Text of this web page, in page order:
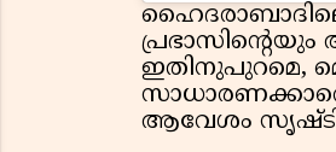
ഇതിനുപുറമെ,
ആവേശം